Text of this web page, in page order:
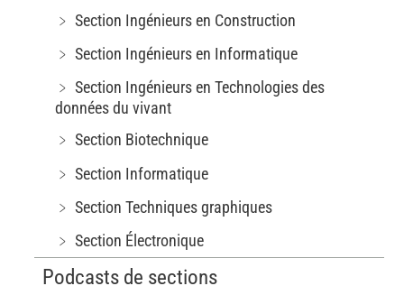
﹥ Section Ingénieurs en Construction
﹥ Section Ingénieurs en Informatique
﹥ Section Ingénieurs en Technologies des
données du vivant
﹥ Section Biotechnique
﹥ Section Informatique
﹥ Section Techniques graphiques
﹥ Section Électronique
Podcasts de sections